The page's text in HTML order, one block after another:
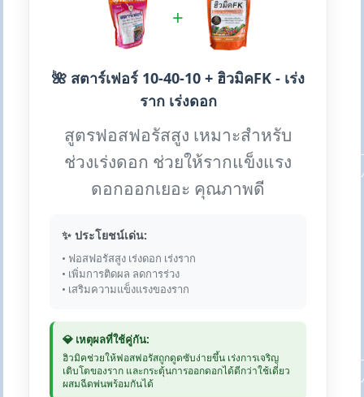
+
🌺 สตาร์เฟอร์ 10-40-10 + ฮิวมิคFK - เร่ง
ราก เร่งดอก
สูตรฟอสฟอรัสสูง เหมาะสำหรับ
ช่วงเร่งดอก ช่วยให้รากแข็งแรง
ดอกออกเยอะ คุณภาพดี
✨ ประโยชน์เด่น:
• ฟอสฟอรัสสูง เร่งดอก เร่งราก
• เพิ่มการติดผล ลดการร่วง
• เสริมความแข็งแรงของราก
💎 เหตุผลที่ใช้คู่กัน:
ฮิวมิคช่วยให้ฟอสฟอรัสถูกดูดซับง่ายขึ้น เร่งการเจริญ
เติบโตของราก และกระตุ้นการออกดอกได้ดีกว่าใช้เดี่ยว
ผสมฉีดพ่นพร้อมกันได้